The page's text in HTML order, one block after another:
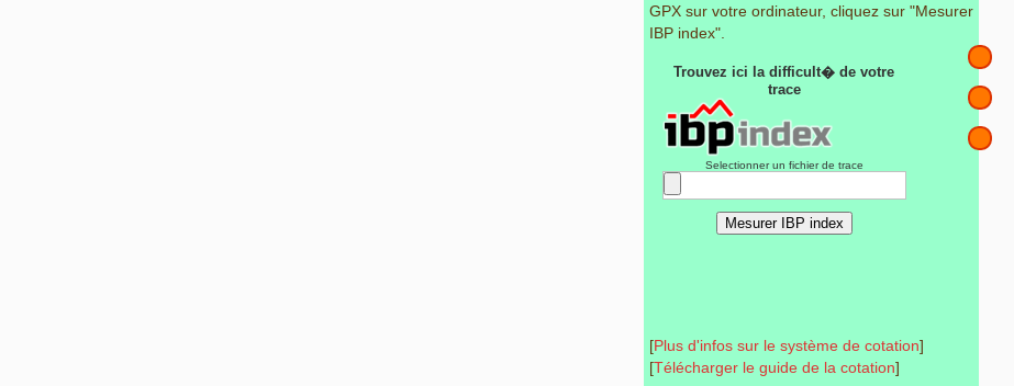
GPX sur votre ordinateur, cliquez sur "Mesurer
IBP index".
[Plus d'infos sur le système de cotation]
[Télécharger le guide de la cotation]